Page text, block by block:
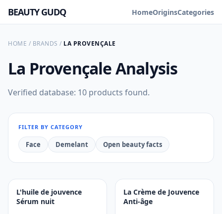
BEAUTY GUDQ HomeOriginsCategories
HOME / BRANDS / LA PROVENÇALE
La ProvençaleAnalysis
Verified database: 10 products found.
FILTER BY CATEGORY
Face Demelant Open beauty facts
L'huile de jouvence
Sérum nuit
La Crème de Jouvence
Anti-âge